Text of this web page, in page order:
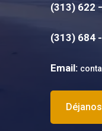
(313) 622
(313) 684
Email: